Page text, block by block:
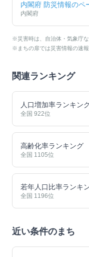
内閣府 防災情報のペ
内閣府
※災害時は、自治体・気象庁
※まちの扉では災害情報の速報
関連ランキング
人口増加率ランキン
全国 922位
高齢化率ランキング
全国 1105位
若年人口比率ランキ
全国 1196位
近い条件のまち